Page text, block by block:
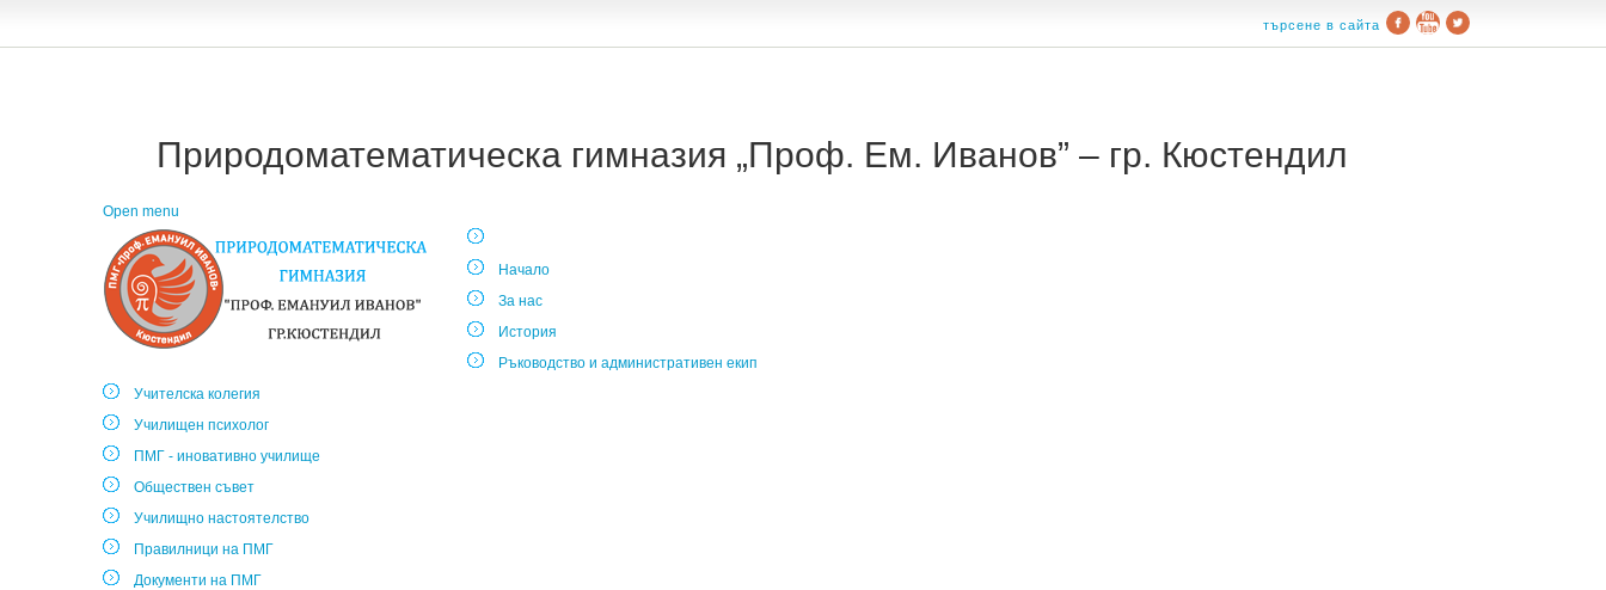
търсене в сайта
Природоматематическа гимназия „Проф. Ем. Иванов” – гр. Кюстендил
Open menu
Начало
За нас
История
Ръководство и административен екип
Учителска колегия
Училищен психолог
ПМГ - иновативно училище
Обществен съвет
Училищно настоятелство
Правилници на ПМГ
Документи на ПМГ